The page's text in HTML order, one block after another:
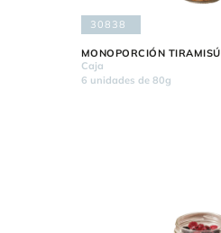
30838
MONOPORCIÓN TIRAMISÚ
Caja
6 unidades de 80g